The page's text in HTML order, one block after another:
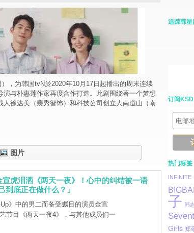
），为韩国tvN於2020年10月17日起播出的周末连续
演与朴惠莲作家再度合作打造。此剧围绕著一个梦想
人徐达美（裴秀智饰）和科技公司创立人南道山（南
图片
虎泪洒《两天一夜》！心中的纠结被一语
到底正在做什么？」
》中的男二而备受瞩目的演员金宣
节目《两天一夜4》，与其他成员们一
追踪韩星
订阅KSD
热门标签
INFINITE
子 韩
Girls 郑